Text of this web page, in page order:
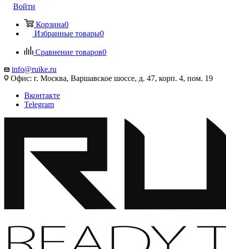
Войти
Корзина0
Избранные товары0
Сравнение товаров0
info@ruike.ru
Офис: г. Москва, Варшавское шоссе, д. 47, корп. 4, пом. 19
Вконтакте
Telegram